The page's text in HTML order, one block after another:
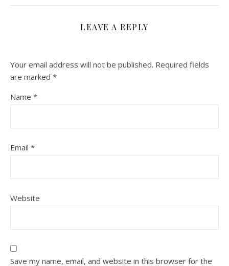
LEAVE A REPLY
Your email address will not be published. Required fields
are marked *
Name *
Email *
Website
Save my name, email, and website in this browser for the